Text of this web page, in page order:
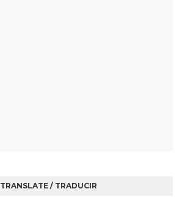
TRANSLATE / TRADUCIR